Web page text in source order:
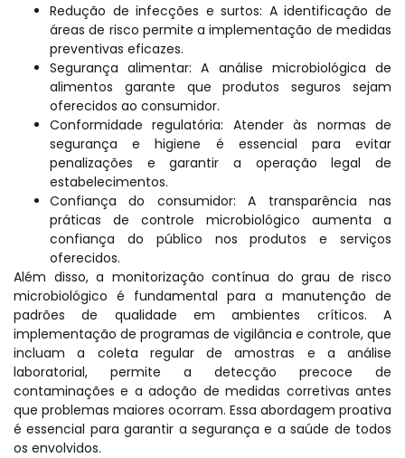
Redução de infecções e surtos: A identificação de
áreas de risco permite a implementação de medidas
preventivas eficazes.
Segurança alimentar: A análise microbiológica de
alimentos garante que produtos seguros sejam
oferecidos ao consumidor.
Conformidade regulatória: Atender às normas de
segurança e higiene é essencial para evitar
penalizações e garantir a operação legal de
estabelecimentos.
Confiança do consumidor: A transparência nas
práticas de controle microbiológico aumenta a
confiança do público nos produtos e serviços
oferecidos.
Além disso, a monitorização contínua do grau de risco
microbiológico é fundamental para a manutenção de
padrões de qualidade em ambientes críticos. A
implementação de programas de vigilância e controle, que
incluam a coleta regular de amostras e a análise
laboratorial, permite a detecção precoce de
contaminações e a adoção de medidas corretivas antes
que problemas maiores ocorram. Essa abordagem proativa
é essencial para garantir a segurança e a saúde de todos
os envolvidos.